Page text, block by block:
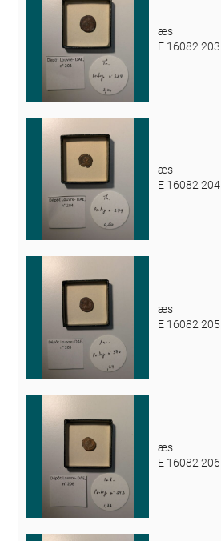
æs
E 16082 203
æs
E 16082 204
æs
E 16082 205
æs
E 16082 206